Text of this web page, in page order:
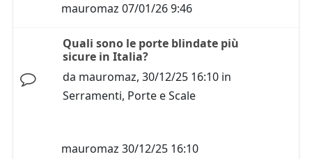
mauromaz 07/01/26 9:46
Quali sono le porte blindate più
sicure in Italia?
da mauromaz, 30/12/25 16:10 in
Serramenti, Porte e Scale
mauromaz 30/12/25 16:10